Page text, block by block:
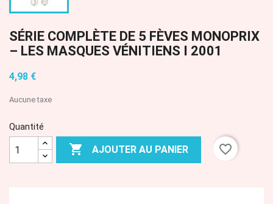
SÉRIE COMPLÈTE DE 5 FÈVES MONOPRIX
– LES MASQUES VÉNITIENS I 2001
4,98 €
Aucune taxe
Quantité
 AJOUTER AU PANIER favorite_border